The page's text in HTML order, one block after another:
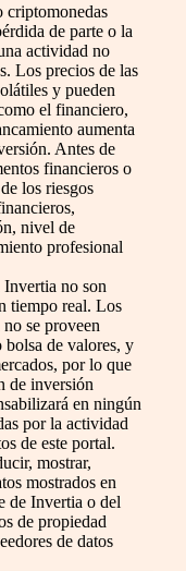
criptomonedas
de parte o la
actividad no
Los precios de las
y pueden
el financiero,
aumenta
Antes de
financieros o
los riesgos
nivel de
profesional
Invertia no son
tiempo real. Los
se proveen
bolsa de valores, y
por lo que
de inversión
en ningún
por la actividad
de este portal.
mostrar,
mostrados en
de Invertia o del
de propiedad
de datos